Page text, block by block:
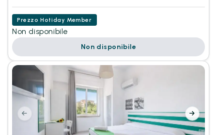
Prezzo Hotiday Member
Non disponibile
Non disponibile